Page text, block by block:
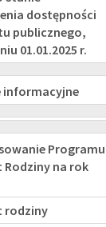
dostępności
publicznego,
01.01.2025 r.
informacyjne
Programu
Rodziny na rok
rodziny